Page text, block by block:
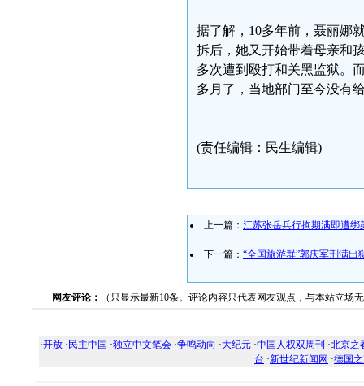
据了解，10多年前，聂丽娜
拆后，她又开始带着母亲和
多次遭到殴打和关黑监狱。
多月了，当地部门至今没有
(责任编辑：民生编辑)
上一篇： 江苏张岳兵行拘期满即遭绑
下一篇： “全国旅游群”郭庆军刑满出
网友评论： （只显示最新10条。评论内容只代表网友观点，与本站立场
·开放 · 民主中国 ·独立中文笔会 ·争鸣动向 ·大纪元 ·中国人权双周刊 ·北京之
台 ·新世纪新闻网 ·德国